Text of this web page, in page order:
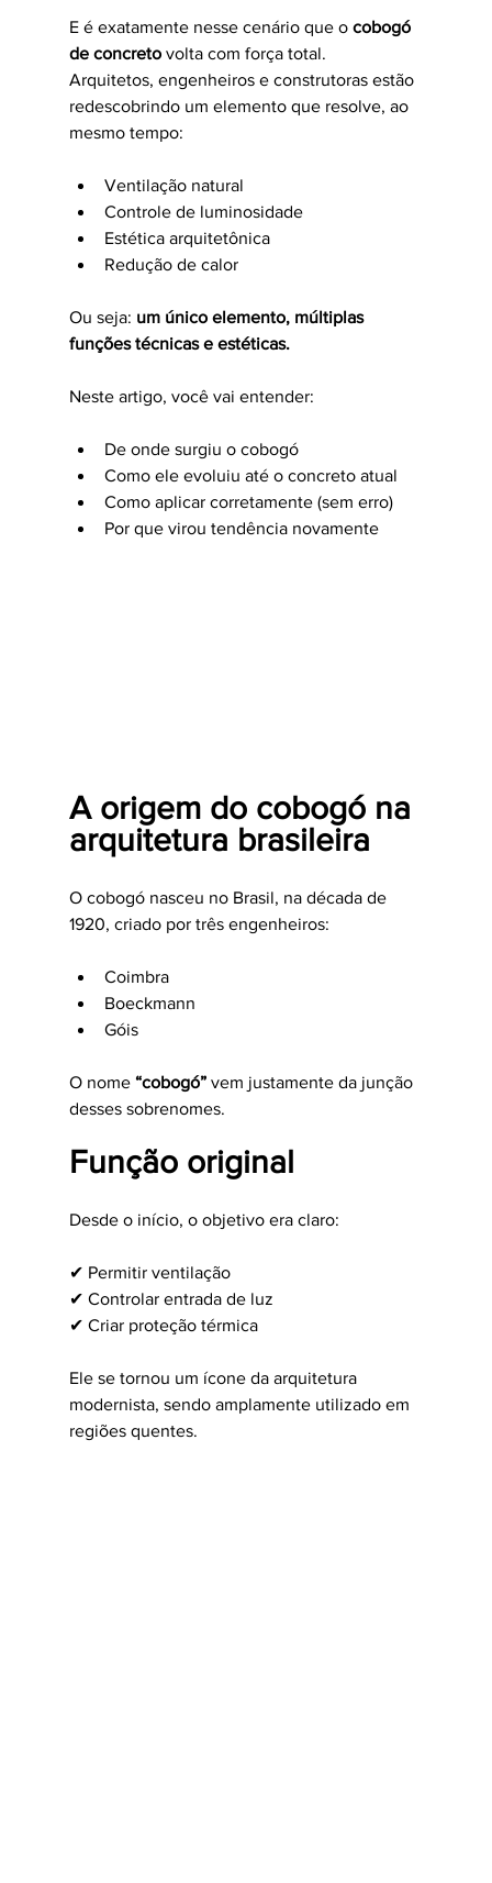
E é exatamente nesse cenário que o cobogó
de concreto volta com força total.
Arquitetos, engenheiros e construtoras estão
redescobrindo um elemento que resolve, ao
mesmo tempo:
Ventilação natural
Controle de luminosidade
Estética arquitetônica
Redução de calor
Ou seja: um único elemento, múltiplas
funções técnicas e estéticas.
Neste artigo, você vai entender:
De onde surgiu o cobogó
Como ele evoluiu até o concreto atual
Como aplicar corretamente (sem erro)
Por que virou tendência novamente
A origem do cobogó na
arquitetura brasileira
O cobogó nasceu no Brasil, na década de
1920, criado por três engenheiros:
Coimbra
Boeckmann
Góis
O nome “cobogó” vem justamente da junção
desses sobrenomes.
Função original
Desde o início, o objetivo era claro:
✔ Permitir ventilação
✔ Controlar entrada de luz
✔ Criar proteção térmica
Ele se tornou um ícone da arquitetura
modernista, sendo amplamente utilizado em
regiões quentes.